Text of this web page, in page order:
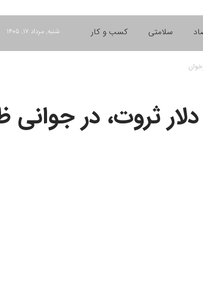
سلامتی کسب و کار شنبه, مرداد ۱۷, ۱۴۰۵